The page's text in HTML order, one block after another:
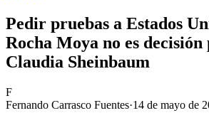
Pedir pruebas a Estados
Rocha Moya no es
Claudia Sheinbaum
F
Fernando Carrasco Fuentes·14 de mayo de